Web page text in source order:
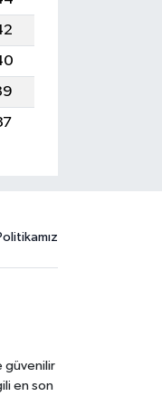
güvenilir
en son